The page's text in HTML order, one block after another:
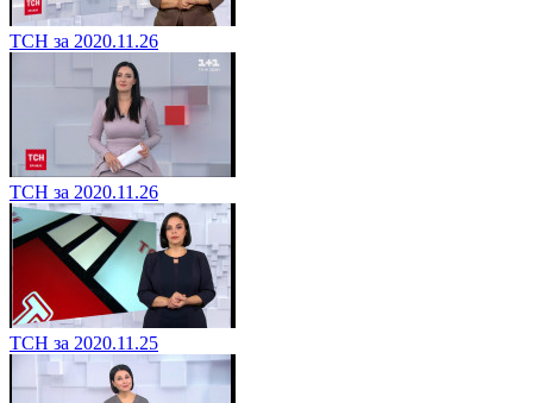
ТСН за 2020.11.26
ТСН за 2020.11.26
ТСН за 2020.11.25